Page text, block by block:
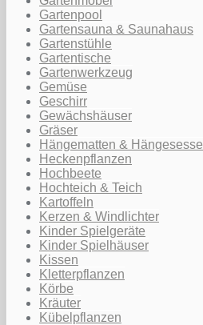
Gartenpool
Gartensauna & Saunahaus
Gartenstühle
Gartentische
Gartenwerkzeug
Gemüse
Geschirr
Gewächshäuser
Gräser
Hängematten & Hängesessel
Heckenpflanzen
Hochbeete
Hochteich & Teich
Kartoffeln
Kerzen & Windlichter
Kinder Spielgeräte
Kinder Spielhäuser
Kissen
Kletterpflanzen
Körbe
Kräuter
Kübelpflanzen